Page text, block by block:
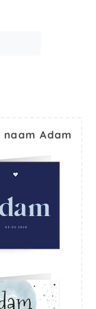
Adam